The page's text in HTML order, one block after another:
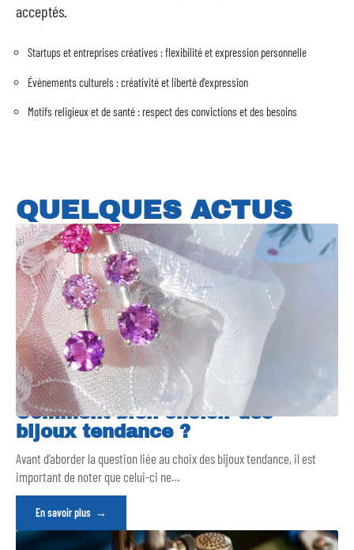
acceptés.
Startups et entreprises créatives : flexibilité et expression personnelle
Événements culturels : créativité et liberté d’expression
Motifs religieux et de santé : respect des convictions et des besoins
QUELQUES ACTUS
Comment bien choisir des
bijoux tendance ?
Avant d’aborder la question liée au choix des bijoux tendance, il est
important de noter que celui-ci ne…
En savoir plus